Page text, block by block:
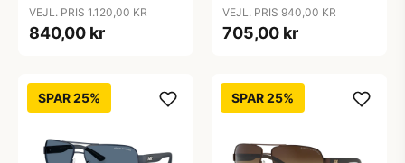
Polariserede Linser
VEJL. PRIS 1.120,00 KR
840,00 kr
VEJL. PRIS 940,00 KR
705,00 kr
SPAR 25% SPAR 25%